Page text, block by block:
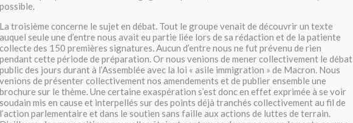
possible.
La troisième concerne le sujet en débat. Tout le groupe venait de découvrir un texte
auquel seule une d’entre nous avait eu partie liée lors de sa rédaction et de la patiente
collecte des 150 premières signatures. Aucun d’entre nous ne fut prévenu de rien
pendant cette période de préparation. Or nous venions de mener collectivement le débat
public des jours durant à l’Assemblée avec la loi « asile immigration » de Macron. Nous
venions de présenter collectivement nos amendements et de publier ensemble une
brochure sur le thème. Une certaine exaspération s’est donc en effet exprimée à se voir
soudain mis en cause et interpellés sur des points déjà tranchés collectivement au fil de
l’action parlementaire et dans le soutien sans faille aux actions de luttes de terrain.